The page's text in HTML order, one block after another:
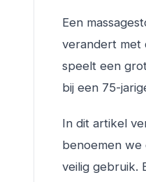
Een
verandert met
speelt een
bij een 75-
In dit artikel
benoemen we
veilig gebruik.